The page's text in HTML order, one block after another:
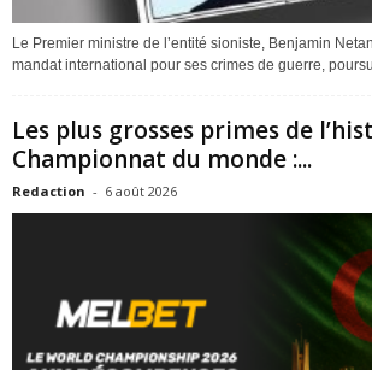
Le Premier ministre de l’entité sioniste, Benjamin
mandat international pour ses crimes de guerre,
Les plus grosses primes de
Championnat du monde :...
Redaction - 6 août 2026